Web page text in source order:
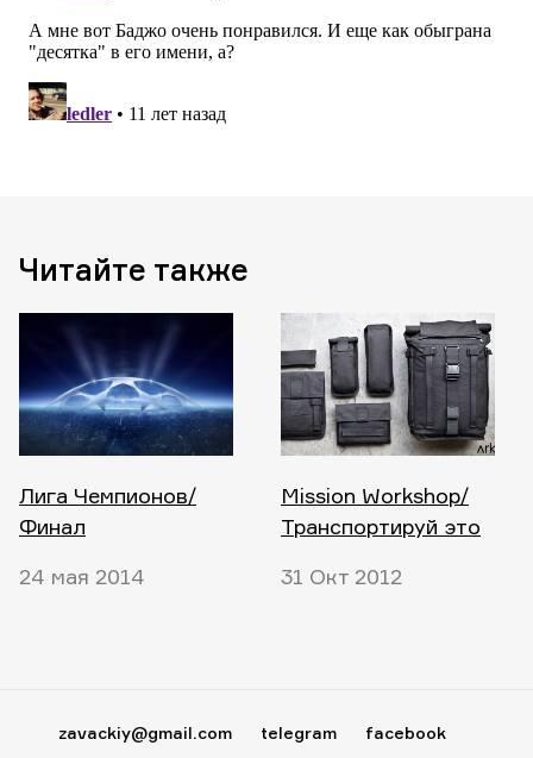
Читайте также
Лига Чемпионов/
Финал
24 мая 2014
Mission Workshop/
Транспортируй это
31 Окт 2012
zavackiy@gmail.com telegram facebook